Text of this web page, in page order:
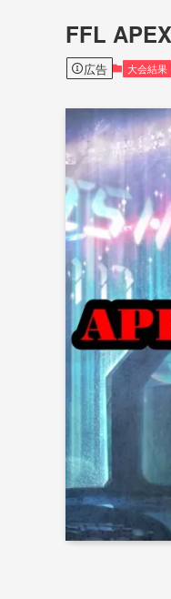
FFL
広告 大会結果